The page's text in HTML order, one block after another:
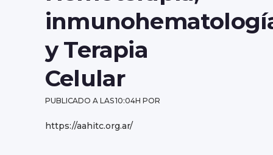
y Terapia
Celular
PUBLICADO A LAS 10:04H POR
https://aahitc.org.ar/